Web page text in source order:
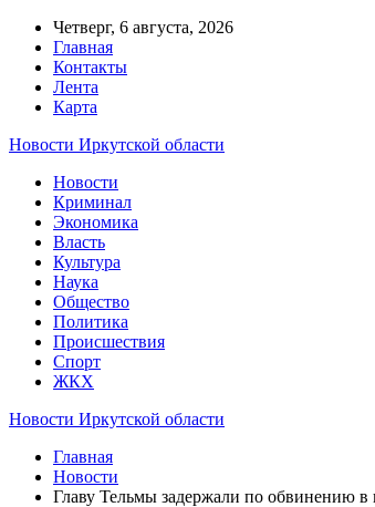
Четверг, 6 августа, 2026
Главная
Контакты
Лента
Карта
Новости Иркутской области
Новости
Криминал
Экономика
Власть
Культура
Наука
Общество
Политика
Происшествия
Спорт
ЖКХ
Новости Иркутской области
Главная
Новости
Главу Тельмы задержали по обвинению